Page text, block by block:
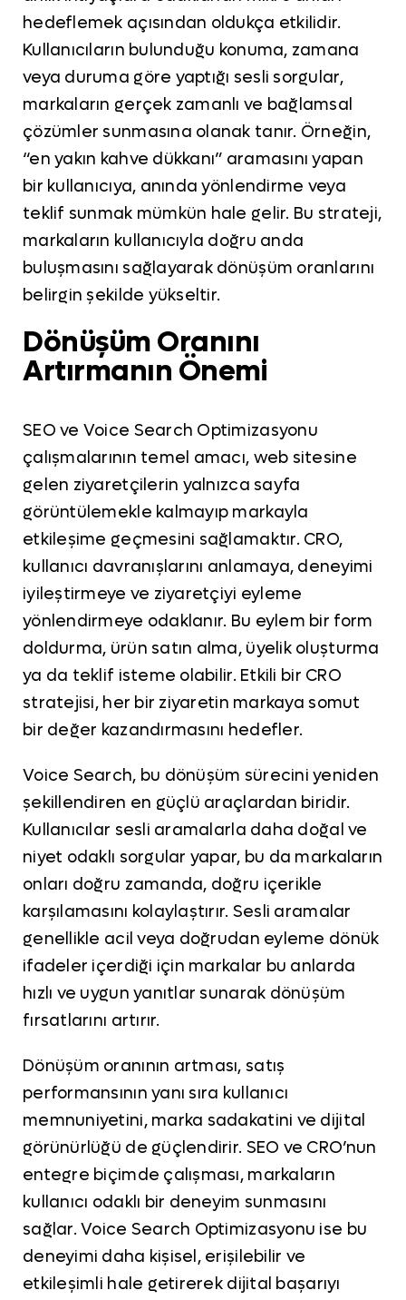
hedeflemek açısından oldukça etkilidir.
Kullanıcıların bulunduğu konuma, zamana
veya duruma göre yaptığı sesli sorgular,
markaların gerçek zamanlı ve bağlamsal
çözümler sunmasına olanak tanır. Örneğin,
“en yakın kahve dükkanı” aramasını yapan
bir kullanıcıya, anında yönlendirme veya
teklif sunmak mümkün hale gelir. Bu strateji,
markaların kullanıcıyla doğru anda
buluşmasını sağlayarak dönüşüm oranlarını
belirgin şekilde yükseltir.
Dönüşüm Oranını
Artırmanın Önemi
SEO ve Voice Search Optimizasyonu
çalışmalarının temel amacı, web sitesine
gelen ziyaretçilerin yalnızca sayfa
görüntülemekle kalmayıp markayla
etkileşime geçmesini sağlamaktır. CRO,
kullanıcı davranışlarını anlamaya, deneyimi
iyileştirmeye ve ziyaretçiyi eyleme
yönlendirmeye odaklanır. Bu eylem bir form
doldurma, ürün satın alma, üyelik oluşturma
ya da teklif isteme olabilir. Etkili bir CRO
stratejisi, her bir ziyaretin markaya somut
bir değer kazandırmasını hedefler.
Voice Search, bu dönüşüm sürecini yeniden
şekillendiren en güçlü araçlardan biridir.
Kullanıcılar sesli aramalarla daha doğal ve
niyet odaklı sorgular yapar, bu da markaların
onları doğru zamanda, doğru içerikle
karşılamasını kolaylaştırır. Sesli aramalar
genellikle acil veya doğrudan eyleme dönük
ifadeler içerdiği için markalar bu anlarda
hızlı ve uygun yanıtlar sunarak dönüşüm
fırsatlarını artırır.
Dönüşüm oranının artması, satış
performansının yanı sıra kullanıcı
memnuniyetini, marka sadakatini ve dijital
görünürlüğü de güçlendirir. SEO ve CRO’nun
entegre biçimde çalışması, markaların
kullanıcı odaklı bir deneyim sunmasını
sağlar. Voice Search Optimizasyonu ise bu
deneyimi daha kişisel, erişilebilir ve
etkileşimli hale getirerek dijital başarıyı